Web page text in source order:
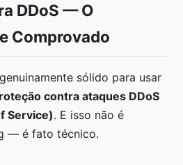
DDoS — O
Comprovado
sólido para usar
contra ataques DDoS
Service). E isso não é
— é fato técnico.